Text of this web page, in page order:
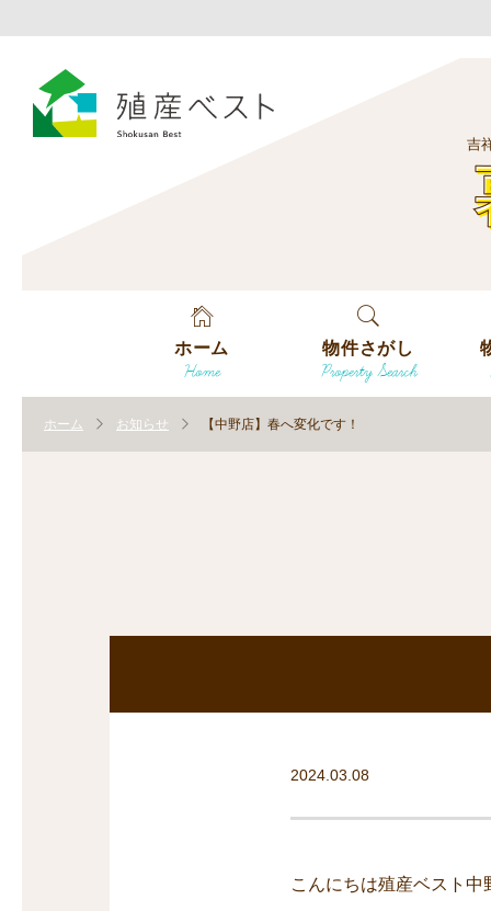
吉
ホーム
Home
物件さがし
Property Search
ホーム お知らせ 【中野店】春へ変化です！
2024.03.08
こんにちは殖産ベスト中